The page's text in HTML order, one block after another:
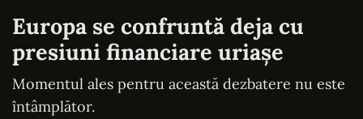
Europa se confruntă deja cu
presiuni financiare uriașe
Momentul ales pentru această dezbatere nu este
întâmplător.